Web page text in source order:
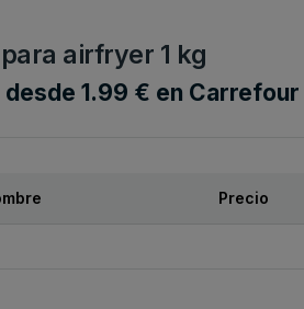
airfryer 1 kg
1.99 € en Carrefour
Precio